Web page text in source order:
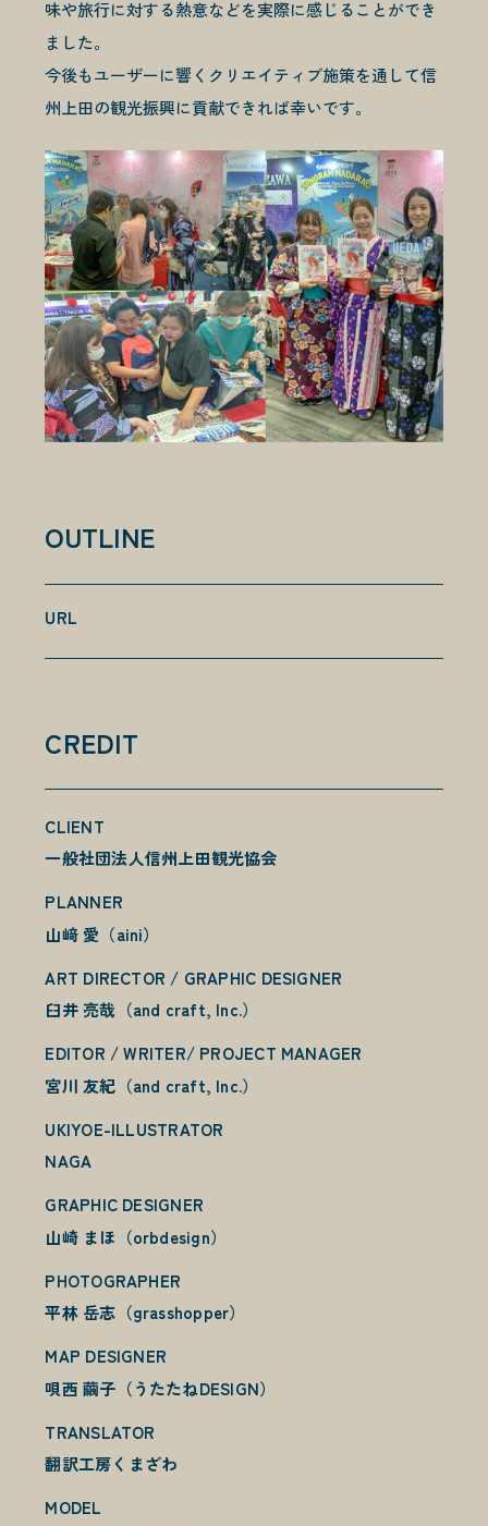
味や旅行に対する熱意などを実際に感じることができ
ました。
今後もユーザーに響くクリエイティブ施策を通して信
州上田の観光振興に貢献できれば幸いです。
OUTLINE
URL
CREDIT
CLIENT
一般社団法人信州上田観光協会
PLANNER
山﨑 愛（aini）
ART DIRECTOR / GRAPHIC DESIGNER
臼井 亮哉（and craft, Inc.）
EDITOR / WRITER/ PROJECT MANAGER
宮川 友紀（and craft, Inc.）
UKIYOE-ILLUSTRATOR
NAGA
GRAPHIC DESIGNER
山崎 まほ（orbdesign）
PHOTOGRAPHER
平林 岳志（grasshopper）
MAP DESIGNER
唄西 繭子（うたたねDESIGN）
TRANSLATOR
翻訳工房くまざわ
MODEL